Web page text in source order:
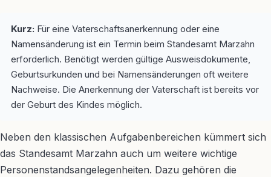
Kurz: Für eine Vaterschaftsanerkennung oder eine
Namensänderung ist ein Termin beim Standesamt Marzahn
erforderlich. Benötigt werden gültige Ausweisdokumente,
Geburtsurkunden und bei Namensänderungen oft weitere
Nachweise. Die Anerkennung der Vaterschaft ist bereits vor
der Geburt des Kindes möglich.
Neben den klassischen Aufgabenbereichen kümmert sich
das Standesamt Marzahn auch um weitere wichtige
Personenstandsangelegenheiten. Dazu gehören die